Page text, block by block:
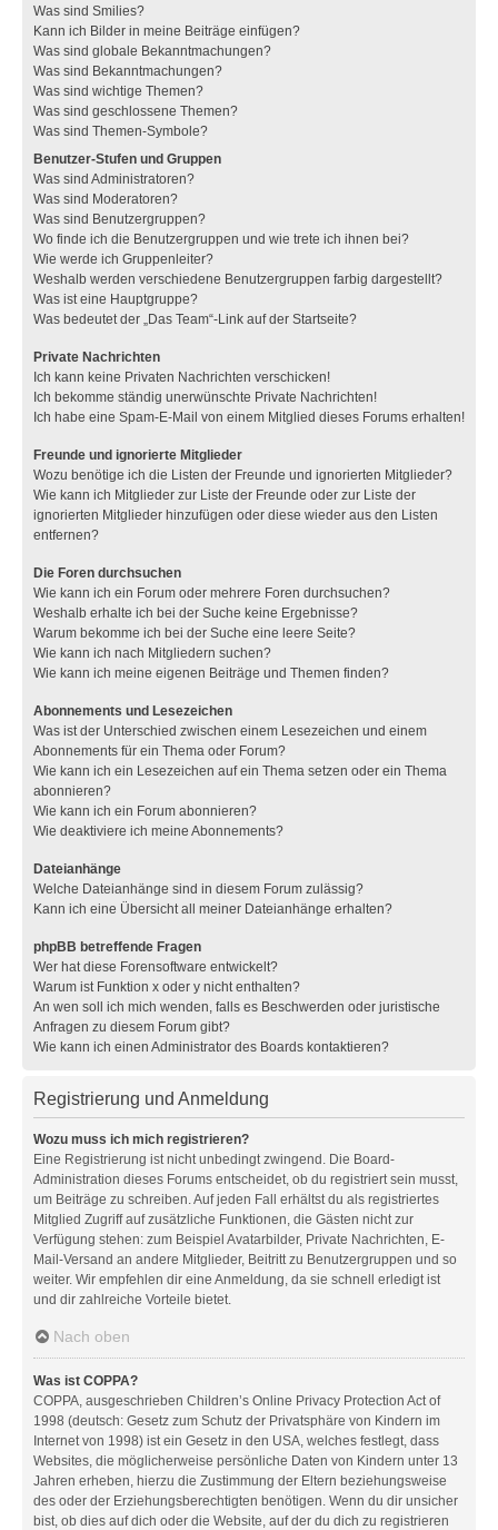
Was sind Smilies?
Kann ich Bilder in meine Beiträge einfügen?
Was sind globale Bekanntmachungen?
Was sind Bekanntmachungen?
Was sind wichtige Themen?
Was sind geschlossene Themen?
Was sind Themen-Symbole?
Benutzer-Stufen und Gruppen
Was sind Administratoren?
Was sind Moderatoren?
Was sind Benutzergruppen?
Wo finde ich die Benutzergruppen und wie trete ich ihnen bei?
Wie werde ich Gruppenleiter?
Weshalb werden verschiedene Benutzergruppen farbig dargestellt?
Was ist eine Hauptgruppe?
Was bedeutet der „Das Team“-Link auf der Startseite?
Private Nachrichten
Ich kann keine Privaten Nachrichten verschicken!
Ich bekomme ständig unerwünschte Private Nachrichten!
Ich habe eine Spam-E-Mail von einem Mitglied dieses Forums erhalten!
Freunde und ignorierte Mitglieder
Wozu benötige ich die Listen der Freunde und ignorierten Mitglieder?
Wie kann ich Mitglieder zur Liste der Freunde oder zur Liste der
ignorierten Mitglieder hinzufügen oder diese wieder aus den Listen
entfernen?
Die Foren durchsuchen
Wie kann ich ein Forum oder mehrere Foren durchsuchen?
Weshalb erhalte ich bei der Suche keine Ergebnisse?
Warum bekomme ich bei der Suche eine leere Seite?
Wie kann ich nach Mitgliedern suchen?
Wie kann ich meine eigenen Beiträge und Themen finden?
Abonnements und Lesezeichen
Was ist der Unterschied zwischen einem Lesezeichen und einem
Abonnements für ein Thema oder Forum?
Wie kann ich ein Lesezeichen auf ein Thema setzen oder ein Thema
abonnieren?
Wie kann ich ein Forum abonnieren?
Wie deaktiviere ich meine Abonnements?
Dateianhänge
Welche Dateianhänge sind in diesem Forum zulässig?
Kann ich eine Übersicht all meiner Dateianhänge erhalten?
phpBB betreffende Fragen
Wer hat diese Forensoftware entwickelt?
Warum ist Funktion x oder y nicht enthalten?
An wen soll ich mich wenden, falls es Beschwerden oder juristische
Anfragen zu diesem Forum gibt?
Wie kann ich einen Administrator des Boards kontaktieren?
Registrierung und Anmeldung
Wozu muss ich mich registrieren?
Eine Registrierung ist nicht unbedingt zwingend. Die Board-
Administration dieses Forums entscheidet, ob du registriert sein musst,
um Beiträge zu schreiben. Auf jeden Fall erhältst du als registriertes
Mitglied Zugriff auf zusätzliche Funktionen, die Gästen nicht zur
Verfügung stehen: zum Beispiel Avatarbilder, Private Nachrichten, E-
Mail-Versand an andere Mitglieder, Beitritt zu Benutzergruppen und so
weiter. Wir empfehlen dir eine Anmeldung, da sie schnell erledigt ist
und dir zahlreiche Vorteile bietet.
Nach oben
Was ist COPPA?
COPPA, ausgeschrieben Children’s Online Privacy Protection Act of
1998 (deutsch: Gesetz zum Schutz der Privatsphäre von Kindern im
Internet von 1998) ist ein Gesetz in den USA, welches festlegt, dass
Websites, die möglicherweise persönliche Daten von Kindern unter 13
Jahren erheben, hierzu die Zustimmung der Eltern beziehungsweise
des oder der Erziehungsberechtigten benötigen. Wenn du dir unsicher
bist, ob dies auf dich oder die Website, auf der du dich zu registrieren